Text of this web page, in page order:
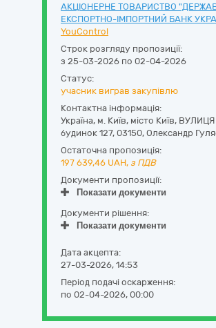
АКЦІОНЕРНЕ ТОВАРИСТВО
ЕКСПОРТНО-ІМПОРТНИЙ БАНК
YouControl
Строк розгляду пропозиції:
з 25-03-2026 по 02-04-2026
Статус:
учасник виграв закупівлю
Контактна інформація:
Україна, м. Київ, місто Київ,
будинок 127, 03150, Олександр
Остаточна пропозиція:
197 639,46 UAH, з ПДВ
Документи пропозиції:
Показати документи
Документи рішення:
Показати документи
Дата акцепта:
27-03-2026, 14:53
Період подачі оскарження:
по 02-04-2026, 00:00